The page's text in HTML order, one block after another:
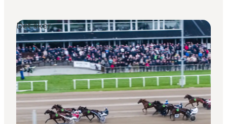
Det sker